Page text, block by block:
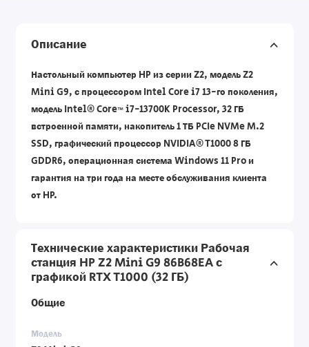
Описание
Настольный компьютер HP из серии Z2, модель Z2
Mini G9, с процессором Intel Core i7 13-го поколения,
модель Intel® Core™ i7-13700K Processor, 32 ГБ
встроенной памяти, накопитель 1 ТБ PCIe NVMe M.2
SSD, графический процессор NVIDIA® T1000 8 ГБ
GDDR6, операционная система Windows 11 Pro и
гарантия на три года на месте обслуживания клиента
от HP.
Технические характеристики Рабочая
станция HP Z2 Mini G9 86B68EA с
графикой RTX T1000 (32 ГБ)
Общие
Модель